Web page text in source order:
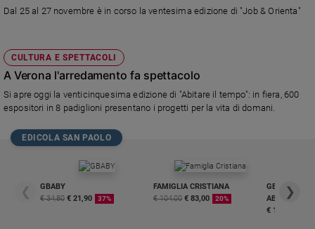
Dal 25 al 27 novembre è in corso la ventesima edizione di "Job & Orienta"
CULTURA E SPETTACOLI
A Verona l'arredamento fa spettacolo
Si apre oggi la venticinquesima edizione di "Abitare il tempo": in fiera, 600
espositori in 8 padiglioni presentano i progetti per la vita di domani.
EDICOLA SAN PAOLO
❮
GBABY
€ 34,80 € 21,90 37%
FAMIGLIA CRISTIANA
€ 104,00 € 83,00 20%
GBABY
€ 16,99
❯